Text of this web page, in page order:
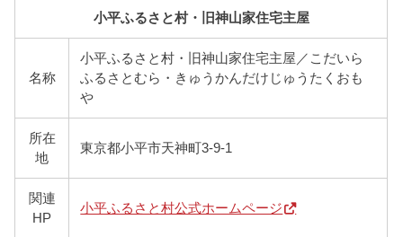
小平ふるさと村・旧神山家住宅主屋
名称
小平ふるさと村・旧神山家住宅主屋／こだいら
ふるさとむら・きゅうかんだけじゅうたくおも
や
所在
地
東京都小平市天神町3-9-1
関連
HP
小平ふるさと村公式ホームページ